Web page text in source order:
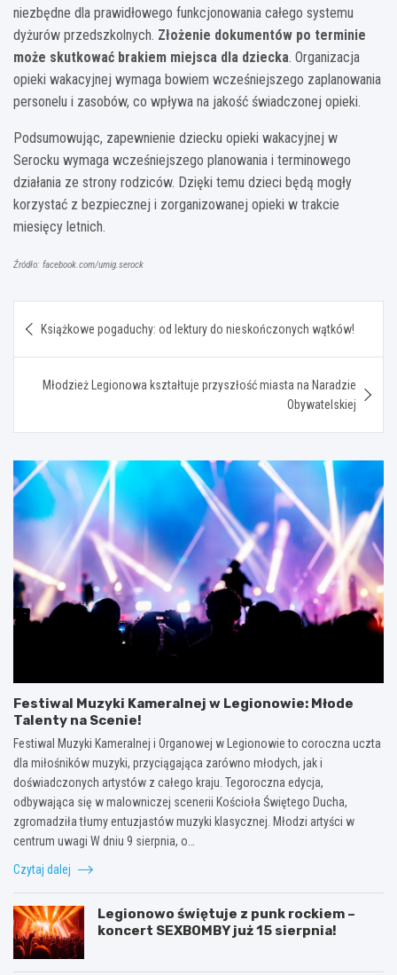
niezbędne dla prawidłowego funkcjonowania całego systemu
dyżurów przedszkolnych. Złożenie dokumentów po terminie
może skutkować brakiem miejsca dla dziecka. Organizacja
opieki wakacyjnej wymaga bowiem wcześniejszego zaplanowania
personelu i zasobów, co wpływa na jakość świadczonej opieki.
Podsumowując, zapewnienie dziecku opieki wakacyjnej w
Serocku wymaga wcześniejszego planowania i terminowego
działania ze strony rodziców. Dzięki temu dzieci będą mogły
korzystać z bezpiecznej i zorganizowanej opieki w trakcie
miesięcy letnich.
Źródło: facebook.com/umig.serock
wpisu
Książkowe pogaduchy: od lektury do nieskończonych wątków!
Młodzież Legionowa kształtuje przyszłość miasta na Naradzie
Obywatelskiej
Festiwal Muzyki Kameralnej w Legionowie: Młode
Talenty na Scenie!
Festiwal Muzyki Kameralnej i Organowej w Legionowie to coroczna uczta
dla miłośników muzyki, przyciągająca zarówno młodych, jak i
doświadczonych artystów z całego kraju. Tegoroczna edycja,
odbywająca się w malowniczej scenerii Kościoła Świętego Ducha,
zgromadziła tłumy entuzjastów muzyki klasycznej. Młodzi artyści w
centrum uwagi W dniu 9 sierpnia, o…
Czytaj dalej
Legionowo świętuje z punk rockiem –
koncert SEXBOMBY już 15 sierpnia!